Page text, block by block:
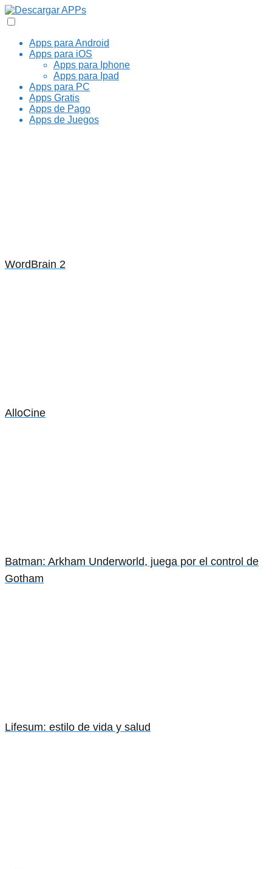
Apps para Android
Apps para iOS
Apps para Iphone
Apps para Ipad
Apps para PC
Apps Gratis
Apps de Pago
Apps de Juegos
WordBrain 2
AlloCine
Batman: Arkham Underworld, juega por el control de
Gotham
Lifesum: estilo de vida y salud